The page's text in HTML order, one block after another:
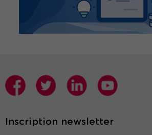
Inscription newsletter